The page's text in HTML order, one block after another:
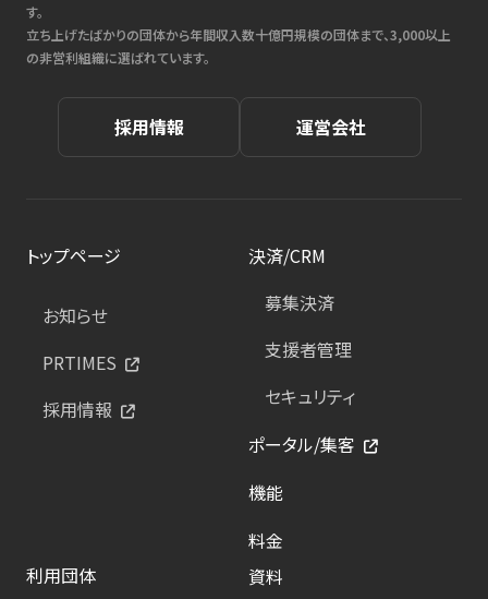
す。
立ち上げたばかりの団体から年間収入数十億円規模の団体まで、3,000以上
の非営利組織に選ばれています。
採用情報 運営会社
トップページ
お知らせ
PRTIMES
採用情報
決済/CRM
募集決済
支援者管理
セキュリティ
ポータル/集客
機能
料金
利用団体
資料